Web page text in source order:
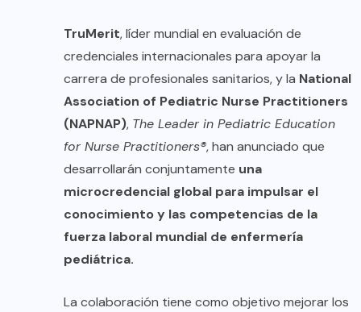
TruMerit, líder mundial en evaluación de
credenciales internacionales para apoyar la
carrera de profesionales sanitarios, y la National
Association of Pediatric Nurse Practitioners
(NAPNAP), The Leader in Pediatric Education
for Nurse Practitioners®, han anunciado que
desarrollarán conjuntamente una
microcredencial global para impulsar el
conocimiento y las competencias de la
fuerza laboral mundial de enfermería
pediátrica.
La colaboración tiene como objetivo mejorar los